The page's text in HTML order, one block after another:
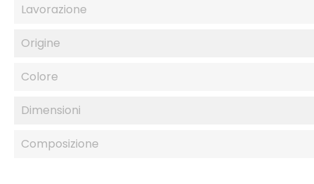
Lavorazione
Origine
Colore
Dimensioni
Composizione